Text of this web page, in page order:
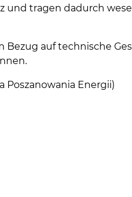
tragen dadurch
auf technische
Energii)